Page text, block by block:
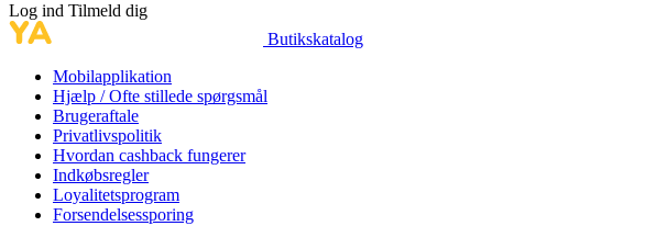
Log ind Tilmeld dig
Butikskatalog
Mobilapplikation
Hjælp / Ofte stillede spørgsmål
Brugeraftale
Privatlivspolitik
Hvordan cashback fungerer
Indkøbsregler
Loyalitetsprogram
Forsendelsessporing